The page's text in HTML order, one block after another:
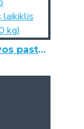
Juodos spalvos pastatomas oro kondicionieriaus laikiklis (H400 mm, 200 kg)